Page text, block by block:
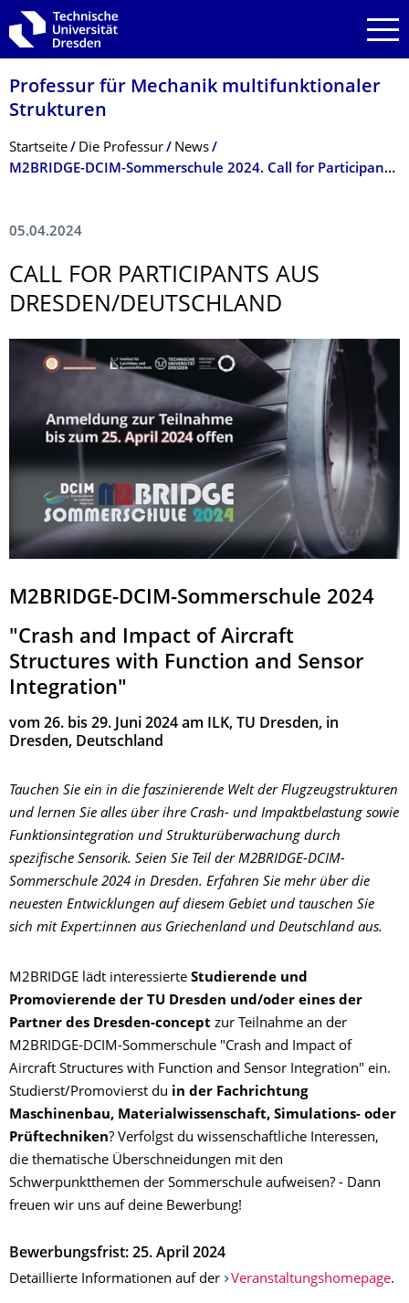
Zur Hauptnavigation springen
Zur Suche springen
Zum Inhalt springen
Professur für Mechanik multifunktionaler
Strukturen
Breadcrumb-Menü
Startseite Die Professur
News
M2BRIDGE-DCIM-Sommerschule 2024. Call for Participants aus Dresden/Deutschland
05.04.2024
CALL FOR PARTICIPANTS AUS
DRESDEN/DEUTSCHLAND
M2BRIDGE-DCIM-Sommerschule 2024
"Crash and Impact of Aircraft
Structures with Function and Sensor
Integration"
vom 26. bis 29. Juni 2024 am ILK, TU Dresden, in
Dresden, Deutschland
Tauchen Sie ein in die faszinierende Welt der Flugzeugstrukturen
und lernen Sie alles über ihre Crash- und Impaktbelastung sowie
Funktionsintegration und Strukturüberwachung durch
spezifische Sensorik. Seien Sie Teil der M2BRIDGE-DCIM-
Sommerschule 2024 in Dresden. Erfahren Sie mehr über die
neuesten Entwicklungen auf diesem Gebiet und tauschen Sie
sich mit Expert:innen aus Griechenland und Deutschland aus.
M2BRIDGE lädt interessierte Studierende und
Promovierende der TU Dresden und/oder eines der
Partner des Dresden-concept zur Teilnahme an der
M2BRIDGE-DCIM-Sommerschule "Crash and Impact of
Aircraft Structures with Function and Sensor Integration" ein.
Studierst/Promovierst du in der Fachrichtung
Maschinenbau, Materialwissenschaft, Simulations- oder
Prüftechniken? Verfolgst du wissenschaftliche Interessen,
die thematische Überschneidungen mit den
Schwerpunktthemen der Sommerschule aufweisen? - Dann
freuen wir uns auf deine Bewerbung!
Bewerbungsfrist: 25. April 2024
Detaillierte Informationen auf der
Veranstaltungshomepage.